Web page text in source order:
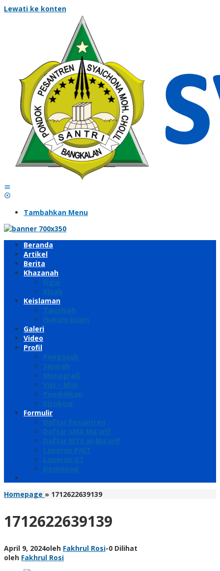
Lewati ke konten
Tambahkan Menu
Beranda
Artikel
Berita
Khazanah
Figur
Kisah
Keislaman
Tausiyah
Hukum Islam
Galeri
Video
Profil
Pengasuh
Sejarah
Monografi
Visi – Misi
Pendidikan
Struktur
Formulir
Daftar Pesantren
Daftar SMA Ma’arif
Daftar MTs al-Ma’arif
Laporan PJGT
Laporan GT
Download
Homepage » 1712622639139
1712622639139
April 9, 2024oleh Fakhrul Rosi-0 Dilihat
oleh Fakhrul Rosi